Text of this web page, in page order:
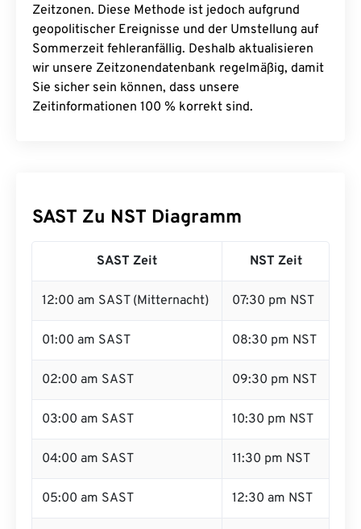
Zeitzonen. Diese Methode ist jedoch aufgrund
geopolitischer Ereignisse und der Umstellung auf
Sommerzeit fehleranfällig. Deshalb aktualisieren
wir unsere Zeitzonendatenbank regelmäßig, damit
Sie sicher sein können, dass unsere
Zeitinformationen 100 % korrekt sind.
SAST Zu NST Diagramm
SAST Zeit NST Zeit
12:00 am SAST (Mitternacht) 07:30 pm NST
01:00 am SAST 08:30 pm NST
02:00 am SAST 09:30 pm NST
03:00 am SAST 10:30 pm NST
04:00 am SAST 11:30 pm NST
05:00 am SAST 12:30 am NST